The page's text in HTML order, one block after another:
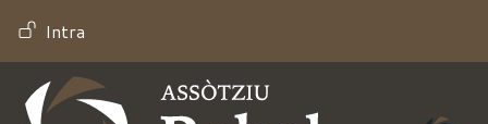
contenuto
principale
MENU PROFILO UTENTE
Intra